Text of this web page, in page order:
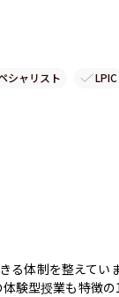
シャリスト LPIC
体制を整えていま
験型授業も特徴の